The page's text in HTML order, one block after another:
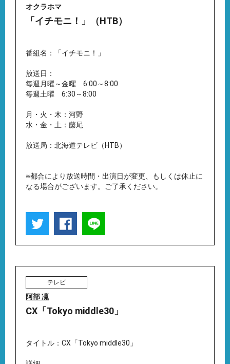
オクラホマ
「イチモニ！」（HTB）
番組名：「イチモニ！」
放送日：
毎週月曜～金曜 6:00～8:00
毎週土曜 6:30～8:00
月・火・木：河野
水・金・土：藤尾
放送局：北海道テレビ（HTB）
※都合により放送時間・出演日が変更、もしくは休止に
なる場合がございます。ご了承ください。
テレビ
阿部 凜
CX「Tokyo middle30」
タイトル：CX「Tokyo middle30」